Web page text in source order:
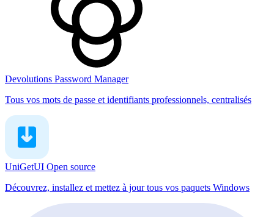
Devolutions Password Manager
Tous vos mots de passe et identifiants professionnels, centralisés
UniGetUI Open source
Découvrez, installez et mettez à jour tous vos paquets Windows